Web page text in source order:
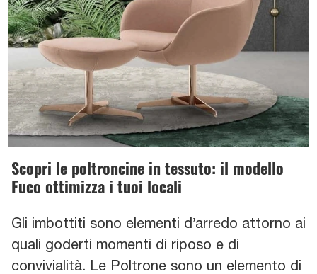
Scopri le poltroncine in tessuto: il modello
Fuco ottimizza i tuoi locali
Gli imbottiti sono elementi d’arredo attorno ai
quali goderti momenti di riposo e di
convivialità. Le Poltrone sono un elemento di